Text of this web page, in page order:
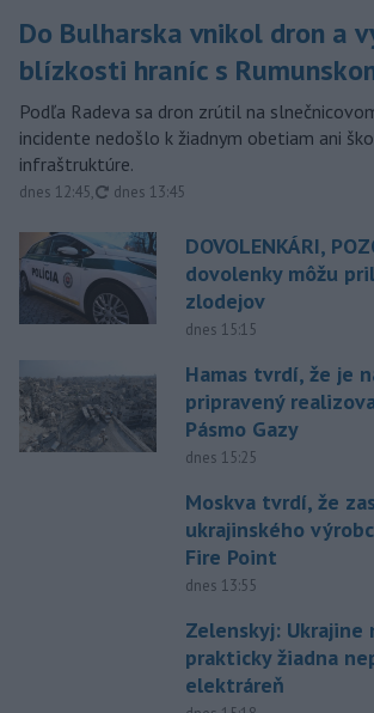
Do Bulharska vnikol dron a
blízkosti hraníc s
Podľa Radeva sa dron zrútil na
incidente nedošlo k žiadnym obetiam ani
infraštruktúre.
dnes 12:45, aktualizované
dnes 13:45
DOVOLENKÁRI,
dovolenky môžu
zlodejov
dnes 15:15
Hamas tvrdí, že je
pripravený
Pásmo Gazy
dnes 15:25
Moskva tvrdí, že
ukrajinského
Fire Point
dnes 13:55
Zelenskyj: Ukrajine
prakticky žiadna
elektráreň